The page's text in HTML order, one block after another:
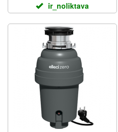
ir_noliktava